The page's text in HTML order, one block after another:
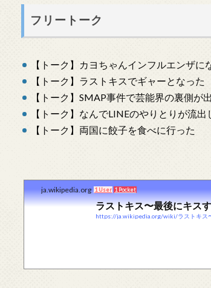
フリートーク
【トーク】カヨちゃんインフルエンザに
【トーク】ラストキスでギャーとなった
【トーク】SMAP事件で芸能界の裏側が
【トーク】なんでLINEのやりとりが流
【トーク】両国に餃子を食べに行った
ja.wikipedia.org 1 User 1 Pocket
ラストキス〜最後にキス
https://ja.wikipedia.org/wiki/ラストキス